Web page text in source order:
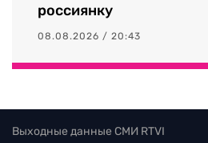
россиянку
08.08.2026 / 20:43
Выходные данные СМИ RTVI